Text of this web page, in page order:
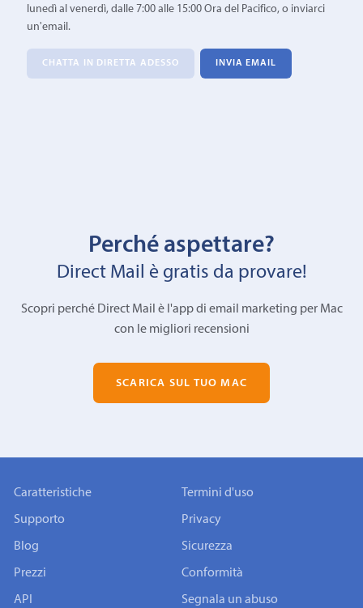
lunedì al venerdì, dalle 7:00 alle 15:00 Ora del Pacifico, o inviarci
un'email.
CHATTA IN DIRETTA ADESSO INVIA EMAIL
Perché aspettare?
Direct Mail è gratis da provare!
Scopri perché Direct Mail è l'app di email marketing per Mac
con le migliori recensioni
SCARICA SUL TUO MAC
Caratteristiche
Supporto
Blog
Prezzi
API
Termini d'uso
Privacy
Sicurezza
Conformità
Segnala un abuso